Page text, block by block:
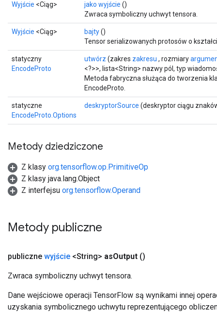
Wyjście <Ciąg> jako wyjście ()
Zwraca symboliczny uchwyt tensora.
Wyjście <Ciąg> bajty()
Tensor serializowanych protosów o
statyczny
EncodeProto
utwórz (zakres zakresu , rozmiary
<?>>, lista<String> nazwy pól, typ
Metoda fabryczna służąca do tworzenia
EncodeProto.
statyczne
EncodeProto.Options
deskryptorSource (deskryptor ciągu
Metody dziedziczone
Z klasy org.tensorflow.op.PrimitiveOp
Z klasy java.lang.Object
Z interfejsu org.tensorflow.Operand
Metody publiczne
publiczne wyjście <String> asOutput ()
Zwraca symboliczny uchwyt tensora.
Dane wejściowe operacji TensorFlow są wynikami innej
uzyskania symbolicznego uchwytu reprezentującego